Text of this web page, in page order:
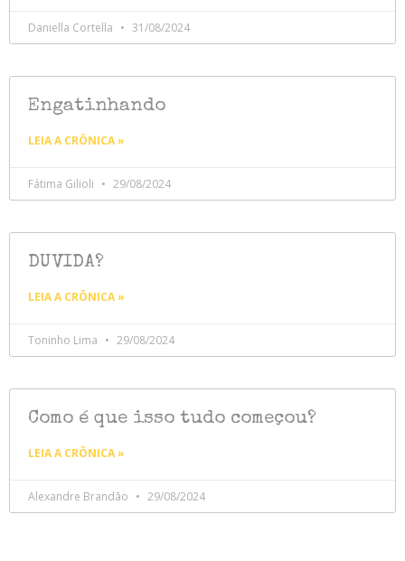
Daniella Cortella 31/08/2024
Engatinhando
LEIA A CRÔNICA »
Fátima Gilioli 29/08/2024
DUVIDA?
LEIA A CRÔNICA »
Toninho Lima 29/08/2024
Como é que isso tudo começou?
LEIA A CRÔNICA »
Alexandre Brandão 29/08/2024